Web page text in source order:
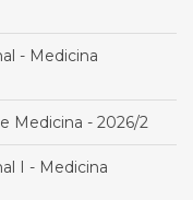
- Medicina
Medicina - 2026/2
I - Medicina